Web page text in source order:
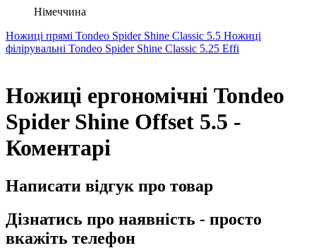
Німеччина
Ножиці прямі Tondeo Spider Shine Classic 5.5 Ножиці
філірувальні Tondeo Spider Shine Classic 5.25 Effi
Ножиці ергономічні Tondeo
Spider Shine Offset 5.5 -
Коментарі
Написати відгук про товар
Дізнатись про наявність - просто
вкажіть телефон